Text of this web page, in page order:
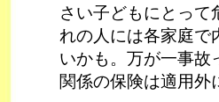
さい子どもにとって
れの人には各家庭で
いかも。万が一事故
関係の保険は適用外